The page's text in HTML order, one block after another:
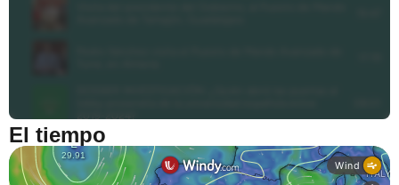
El tiempo